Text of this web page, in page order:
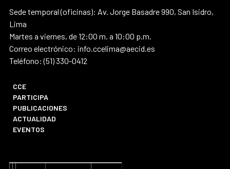
Sede temporal (oficinas): Av. Jorge Basadre 990, San Isidro,
Lima
Martes a viernes, de 12:00 m. a 10:00 p.m.
Correo electrónico: info.ccelima@aecid.es
Teléfono: (51) 330-0412
CCE
PARTICIPA
PUBLICACIONES
ACTUALIDAD
EVENTOS